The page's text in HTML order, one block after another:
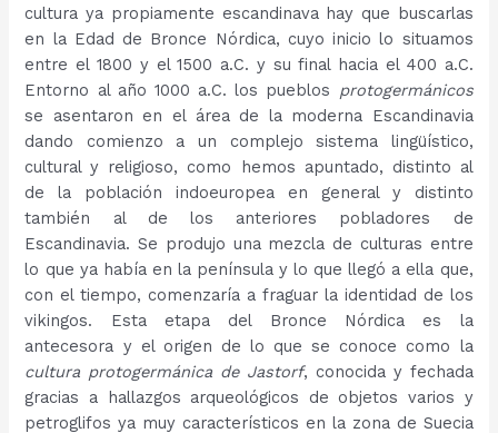
cultura ya propiamente escandinava hay que buscarlas
en la Edad de Bronce Nórdica, cuyo inicio lo situamos
entre el 1800 y el 1500 a.C. y su final hacia el 400 a.C.
Entorno al año 1000 a.C. los pueblos protogermánicos
se asentaron en el área de la moderna Escandinavia
dando comienzo a un complejo sistema lingüístico,
cultural y religioso, como hemos apuntado, distinto al
de la población indoeuropea en general y distinto
también al de los anteriores pobladores de
Escandinavia. Se produjo una mezcla de culturas entre
lo que ya había en la península y lo que llegó a ella que,
con el tiempo, comenzaría a fraguar la identidad de los
vikingos. Esta etapa del Bronce Nórdica es la
antecesora y el origen de lo que se conoce como la
cultura protogermánica de Jastorf, conocida y fechada
gracias a hallazgos arqueológicos de objetos varios y
petroglifos ya muy característicos en la zona de Suecia